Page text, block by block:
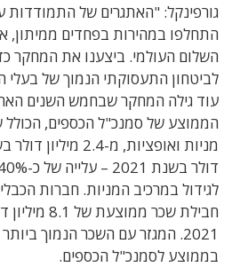
גורפינקל: "האתגרים של התמודדות
התחלפו במהירות בפחדים ממיתון,
השלום העולמי. ביצענו את המחקר
לביטחון התעסוקתי הנמוך של
עוד גילה המחקר שבחמש השנים
הממוצע של סמנכ"ל הכספים, הכולל
לגידול במרכיב המניות. חברות
חבילת שכר
בממוצע לסמנכ"ל הכספים.